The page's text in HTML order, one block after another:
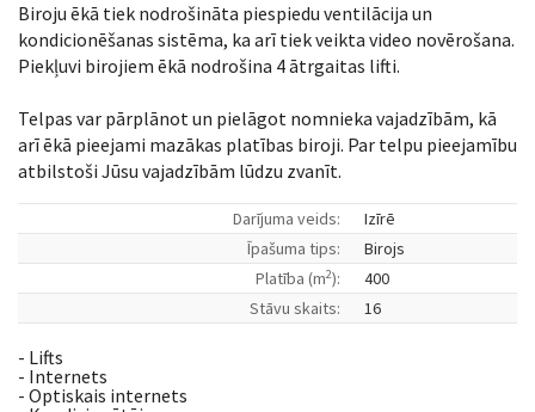
Biroju ēkā tiek nodrošināta piespiedu ventilācija un
kondicionēšanas sistēma, ka arī tiek veikta video novērošana.
Piekļuvi birojiem ēkā nodrošina 4 ātrgaitas lifti.
Telpas var pārplānot un pielāgot nomnieka vajadzībām, kā
arī ēkā pieejami mazākas platības biroji. Par telpu pieejamību
atbilstoši Jūsu vajadzībām lūdzu zvanīt.
Darījuma veids:
Izīrē
Īpašuma tips:
Birojs
Platība (m2):
400
Stāvu skaits:
16
- Lifts
- Internets
- Optiskais internets